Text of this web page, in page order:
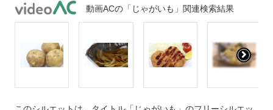
動画ACの「じゃがいも」関連検索結果